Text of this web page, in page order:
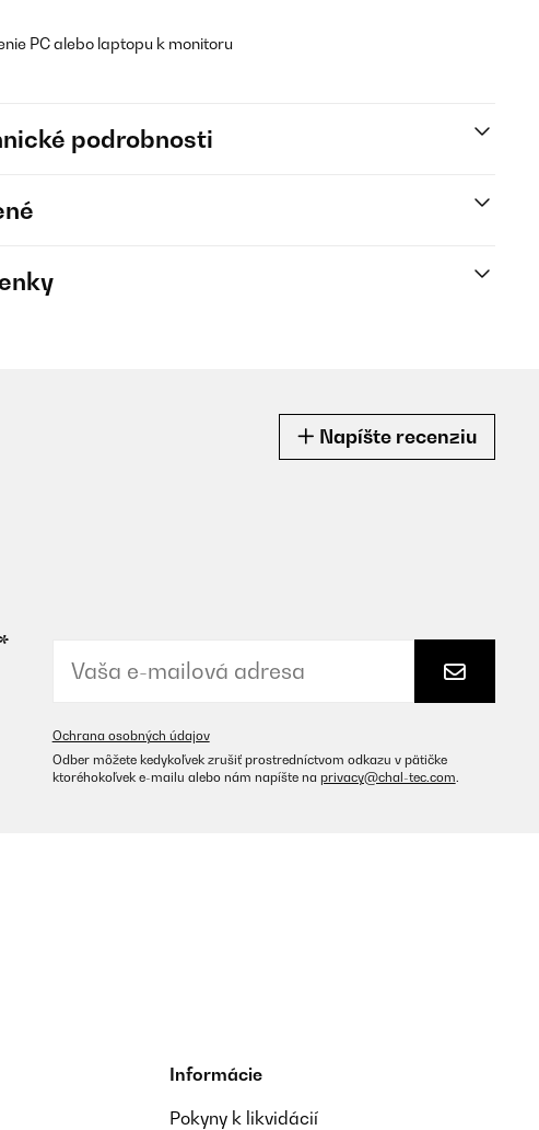
PC alebo laptopu k monitoru
podrobnosti
Napíšte recenziu
Ochrana osobných údajov
Odber môžete kedykoľvek zrušiť prostredníctvom odkazu v pätičke
ktoréhokoľvek e-mailu alebo nám napíšte na privacy@chal-tec.com.
Informácie
Pokyny k likvidácií